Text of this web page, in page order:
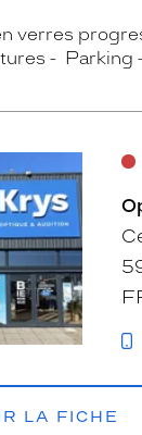
verres
Parking
LA FICHE